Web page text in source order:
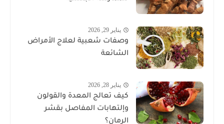
يناير 29, 2026
وصفات شعبية لعلاج الأمراض
الشائعة
يناير 28, 2026
كيف تعالج المعدة والقولون
وإلتهابات المفاصل بقشر
الرمان؟